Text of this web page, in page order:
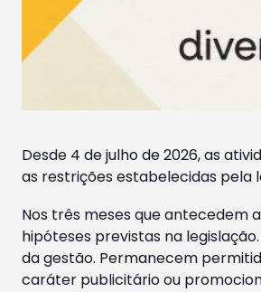
Desde 4 de julho de 2026, as
as restrições estabelecidas pela
Nos três meses que antecedem
hipóteses previstas na
da gestão. Permanecem
caráter publicitário ou